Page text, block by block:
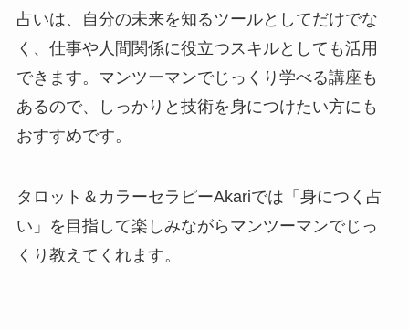
占いは、自分の未来を知るツールとしてだけでな
く、仕事や人間関係に役立つスキルとしても活用
できます。マンツーマンでじっくり学べる講座も
あるので、しっかりと技術を身につけたい方にも
おすすめです。
タロット＆カラーセラピーAkariでは「身につく占
い」を目指して楽しみながらマンツーマンでじっ
くり教えてくれます。